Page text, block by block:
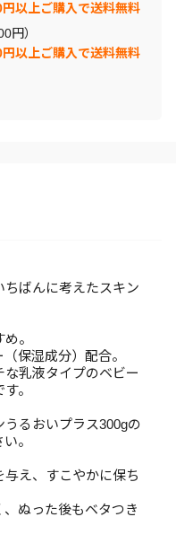
以上ご購入で送料無料
円）
以上ご購入で送料無料
ばんに考えたスキン
。
保湿成分）配合。
乳液タイプのベビー
。
るおいプラス300gの
。
え、すこやかに保ち
ぬった後もベタつき